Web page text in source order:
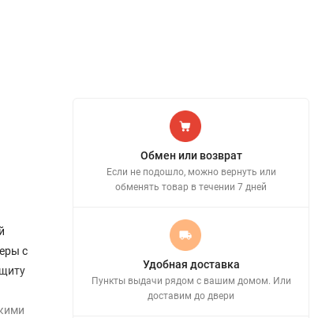
с
Обмен или возврат
Если не подошло, можно вернуть или
обменять товар в течении 7 дней
Удобная доставка
Пункты выдачи рядом с вашим домом. Или
доставим до двери